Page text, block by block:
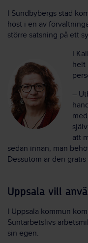
I Sundbybergs stad
höst i en av
större satsning på ett
I
helt
–
att
sedan innan, man
Dessutom är den
Uppsala vill
I Uppsala kommun
Suntarbetslivs
sin egen.